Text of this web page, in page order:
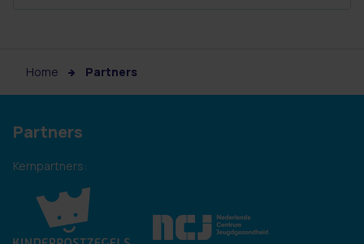
Home Partners
Partners
Kernpartners: